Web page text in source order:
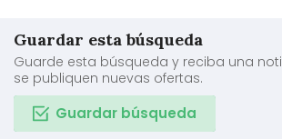
Guardar esta búsqueda
Guarde esta búsqueda y reciba una
se publiquen nuevas ofertas.
Guardar búsqueda